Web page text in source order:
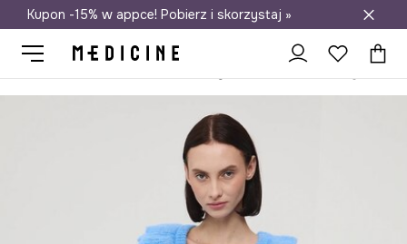
Darmowa dostawa do salonów
Kupon -15% w appce! Pobierz i skorzystaj »